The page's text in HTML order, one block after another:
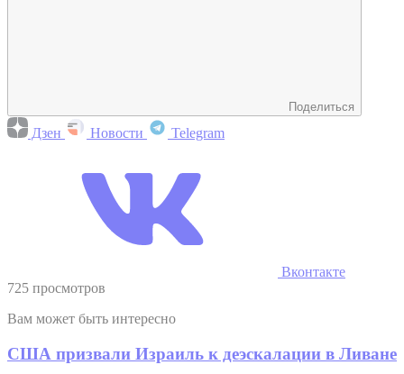
Поделиться
Дзен Новости Telegram
Вконтакте
725 просмотров
Вам может быть интересно
США призвали Израиль к деэскалации в Ливане